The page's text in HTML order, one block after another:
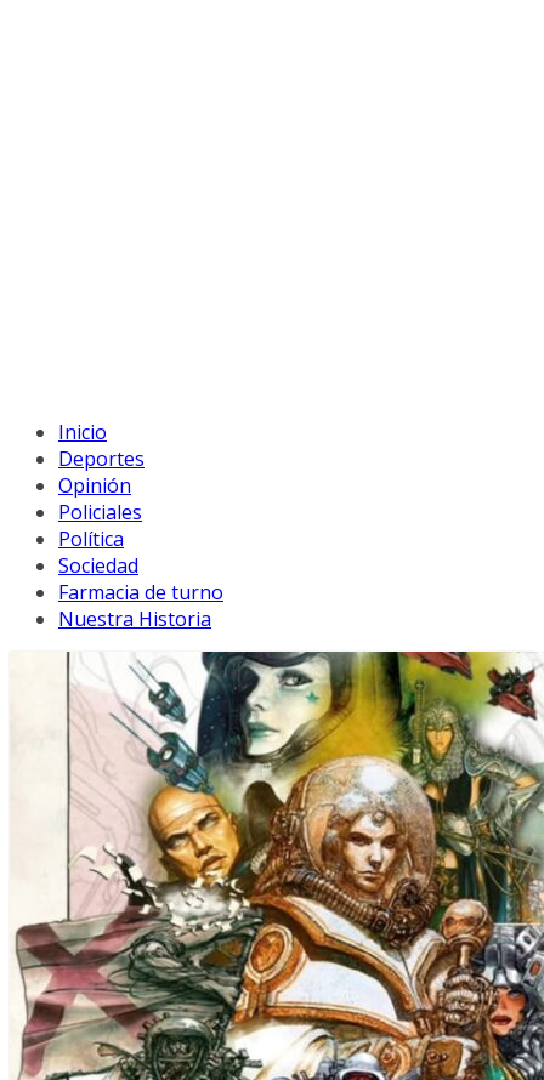
Inicio
Deportes
Opinión
Policiales
Política
Sociedad
Farmacia de turno
Nuestra Historia